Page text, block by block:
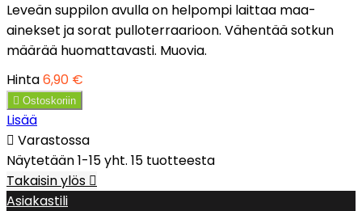
Leveän suppilon avulla on helpompi laittaa maa-
ainekset ja sorat pulloterraarioon. Vähentää sotkun
määrää huomattavasti. Muovia.
Hinta6,90 €
 Ostoskoriin
Lisää
 Varastossa
Näytetään 1-15 yht. 15 tuotteesta
Takaisin ylös 
Asiakastili